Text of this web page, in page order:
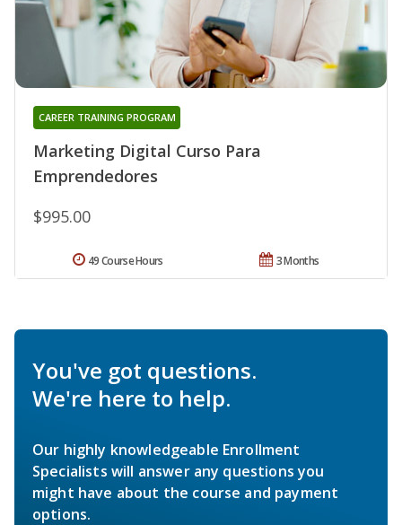
Marketing Digital Curso Para
Emprendedores
CAREER TRAINING PROGRAM
$995.00
3 Months
49 Course Hours
You've got questions.
We're here to help.
Our highly knowledgeable Enrollment
Specialists will answer any questions you
might have about the course and payment
options.